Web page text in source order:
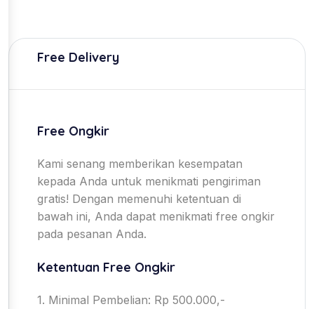
Free Delivery
Free Ongkir
Kami senang memberikan kesempatan
kepada Anda untuk menikmati pengiriman
gratis! Dengan memenuhi ketentuan di
bawah ini, Anda dapat menikmati free ongkir
pada pesanan Anda.
Ketentuan Free Ongkir
1. Minimal Pembelian: Rp 500.000,-